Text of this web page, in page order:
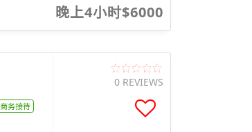
晚上4小时$6000
商务接待
0 REVIEWS